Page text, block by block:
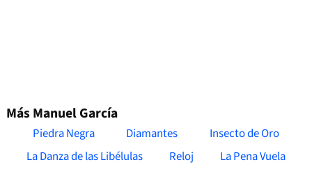
Más Manuel García
Piedra Negra Diamantes
Insecto de Oro
La Danza de las Libélulas
Reloj La Pena Vuela